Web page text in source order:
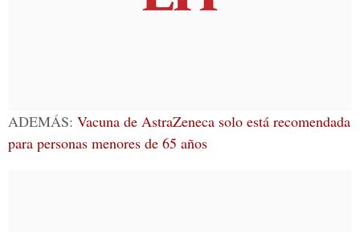
ADEMÁS: Vacuna de AstraZeneca solo está recomendada
para personas menores de 65 años